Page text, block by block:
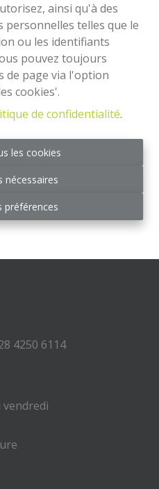
ainsi qu'à des
personnelles telles que le
ou les identifiants
pouvez toujours
de page via l'option
cookies'.
de confidentialité.
les cookies
nécessaires
préférences
et régisseur
immobiliers, rue
Bruxelles
code-de-deontologie
4250 6114